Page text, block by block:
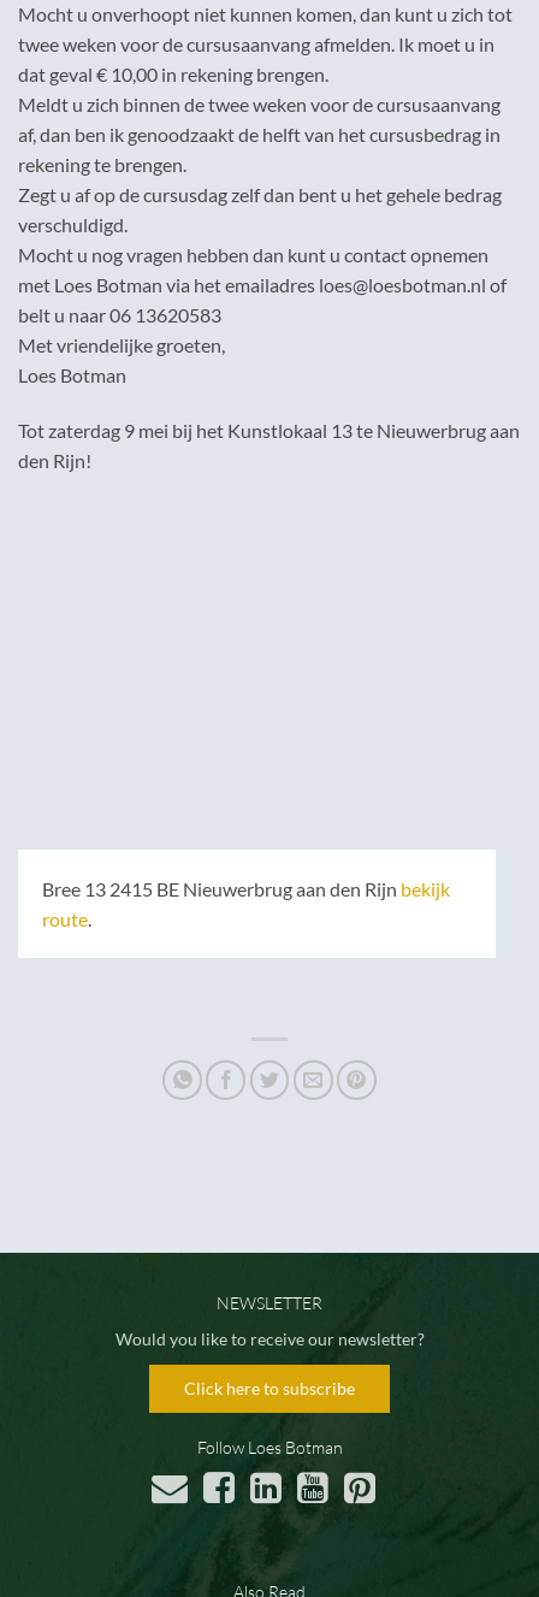
Mocht u onverhoopt niet kunnen komen, dan kunt u zich tot
twee weken voor de cursusaanvang afmelden. Ik moet u in
dat geval € 10,00 in rekening brengen.
Meldt u zich binnen de twee weken voor de cursusaanvang
af, dan ben ik genoodzaakt de helft van het cursusbedrag in
rekening te brengen.
Zegt u af op de cursusdag zelf dan bent u het gehele bedrag
verschuldigd.
Mocht u nog vragen hebben dan kunt u contact opnemen
met Loes Botman via het emailadres loes@loesbotman.nl of
belt u naar 06 13620583
Met vriendelijke groeten,
Loes Botman
Tot zaterdag 9 mei bij het Kunstlokaal 13 te Nieuwerbrug aan
den Rijn!
Bree 13 2415 BE Nieuwerbrug aan den Rijn bekijk
route
NEWSLETTER
Would you like to receive our newsletter?
Click here to subscribe
Follow Loes Botman
Also Read